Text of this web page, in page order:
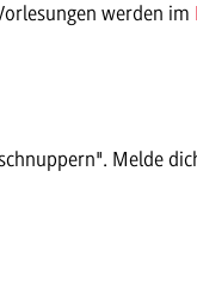
werden im
Melde